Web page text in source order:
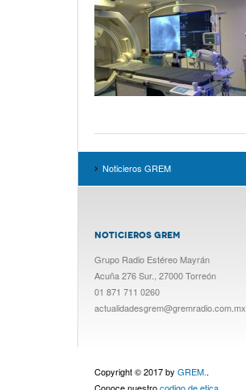
Noticieros GREM
NOTICIEROS GREM
Grupo Radio Estéreo Mayrán
Acuña 276 Sur., 27000 Torreón
01 871 711 0260
actualidadesgrem@gremradio.com.mx
Copyright © 2017 by GREM..